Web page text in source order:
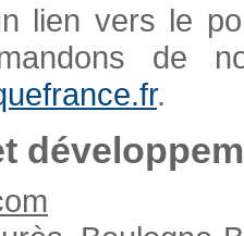
lien vers le
de
.